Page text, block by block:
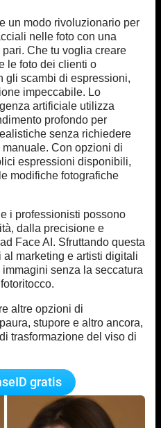
un modo rivoluzionario per
nelle foto con una
Che tu voglia creare
le foto dei clienti o
gli scambi di espressioni,
impeccabile. Lo
artificiale utilizza
profondo per
senza richiedere
Con opzioni di
espressioni disponibili,
modifiche fotografiche
i professionisti possono
dalla precisione e
Face AI. Sfruttando questa
marketing e artisti digitali
senza la seccatura
altre opzioni di
stupore e altro ancora,
trasformazione del viso di
gratis